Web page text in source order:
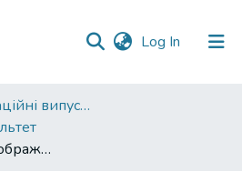
Log In (current)
01. Кваліфікаційні випускні роботи здобувачів вищої освіти
Спільні мотиви у зображенні села та селянина в українській та болгарській літературі (на матеріалі творів І. Нечуя-Левицкого, Л. Каравелова, В. Стефаника та Е. Пеліна